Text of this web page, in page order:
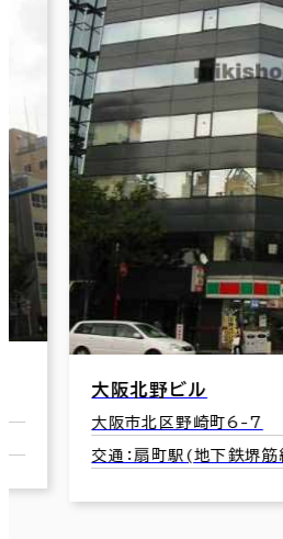
分
南森町八千代ビル
大阪市北区南森町2-2-9
1番口 2分